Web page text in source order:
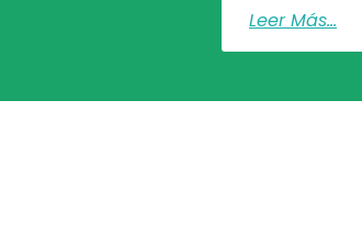
Leer Más...